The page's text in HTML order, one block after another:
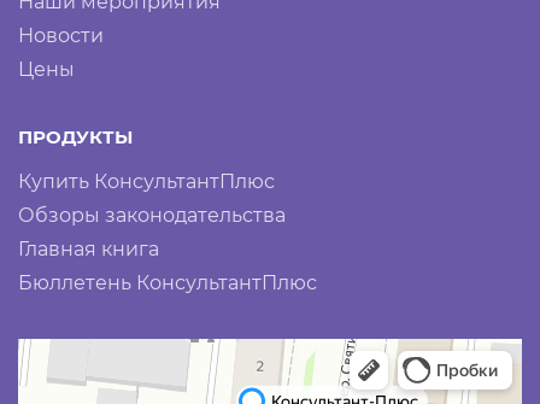
Новости
Цены
ПРОДУКТЫ
Купить КонсультантПлюс
Обзоры законодательства
Главная книга
Бюллетень КонсультантПлюс